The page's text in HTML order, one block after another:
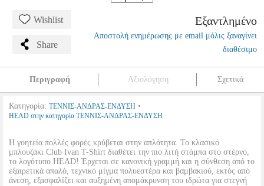
Wishlist
Share
Εξαντλημένο
Αποστολή ενημέρωσης με email μόλις ξαναγίνει
διαθέσιμο
Περιγραφή Αξιολόγηση Σχετικά
Κατηγορία: ΤΕΝΝΙΣ-ΑΝΔΡΑΣ-ΕΝΔΥΣΗ •
HEAD στην κατηγορία ΤΕΝΝΙΣ-ΑΝΔΡΑΣ-ΕΝΔΥΣΗ
Η γοητεία πολλές φορές κρύβεται στην απλότητα. Το κλασικό
μπλουζάκι Club Ivan T-Shirt διαθέτει την πιο λιτή στάμπα στο στέρνο,
το λογότυπο HEAD! Έρχεται σε κανονική γραμμή και η σύνθεση από το
εξαιρετικά απαλό, τεχνικό μίγμα πολυεστέρα και βαμβακιού, εκτός από
άνεση, εξασφαλίζει και αυξημένη απομάκρυνση του ιδρώτα για στεγνή